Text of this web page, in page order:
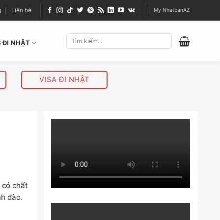
Liên hệ My NhatbanAZ
ĐI NHẬT
VISA ĐI NHẬT
chất
đào.